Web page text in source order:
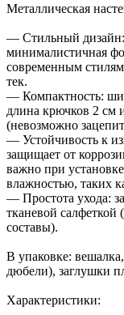
Металлическая
— Стильный дизайн:
минималистичная
современным
тек.
— Компактность:
длина крючков 2 см
(невозможно
— Устойчивость к
защищает от
важно при
влажностью, таких
— Простота ухода:
тканевой салфеткой
составы).
В упаковке:
дюбели), заглушки
Характеристики: